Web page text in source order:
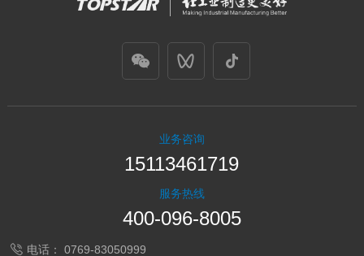
业务咨询
15113461719
服务热线
400-096-8005
电话： 0769-83050999